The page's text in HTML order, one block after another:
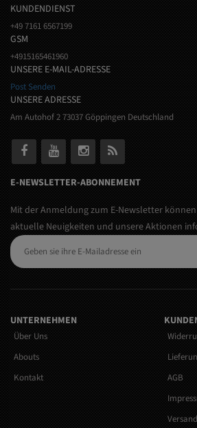
KUNDENDIENST
+49 7161 6567199
GSM
+4915165461960
UNSERE E-MAIL-ADRESSE
Post Senden
UNSERE ADRESSE
Am Autohof 2 73037 Göppingen Deutschland
E-NEWSLETTER-ABONNEMENT
Mit der Anmeldung zum E-Newsletter
aktuelle Neuigkeiten und unsere Aktionen
UNTERNEHMEN
Über Uns
Abouts
Kontakt
AGB